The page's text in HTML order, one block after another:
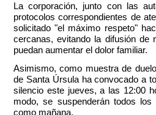
La corporación, junto con las
protocolos correspondientes de
solicitado "el máximo respeto"
cercanas, evitando la difusión de
puedan aumentar el dolor familiar.
Asimismo, como muestra de
de Santa Úrsula ha convocado a
silencio este jueves, a las 12:00
modo, se suspenderán todos
como mañana.